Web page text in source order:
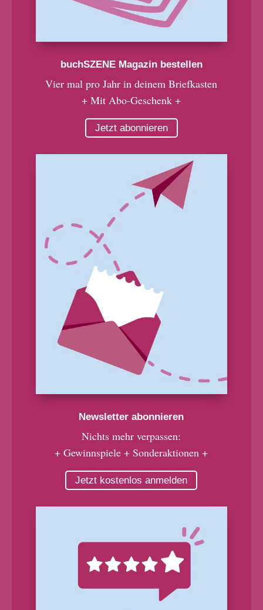
buchSZENE Magazin bestellen
Vier mal pro Jahr in deinem Briefkasten
+ Mit Abo-Geschenk +
Jetzt abonnieren
Newsletter abonnieren
Nichts mehr verpassen:
+ Gewinnspiele + Sonderaktionen +
Jetzt kostenlos anmelden